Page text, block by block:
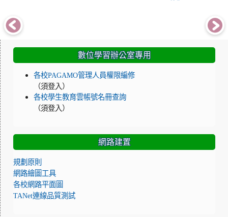
數位學習辦公室專用
各校PAGAMO管理人員權限編修
（須登入）
各校學生教育雲帳號名冊查詢
（須登入）
網路建置
規劃原則
網路繪圖工具
各校網路平面圖
TANet連線品質測試